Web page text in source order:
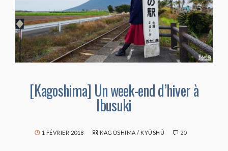
[Kagoshima] Un week-end d’hiver à
Ibusuki
1 FÉVRIER 2018 KAGOSHIMA / KYÛSHÛ 20